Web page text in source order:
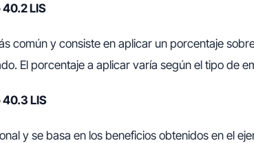
LIS
común y consiste en aplicar un porcentaje
El porcentaje a aplicar varía según el tipo de
LIS
y se basa en los beneficios obtenidos en el